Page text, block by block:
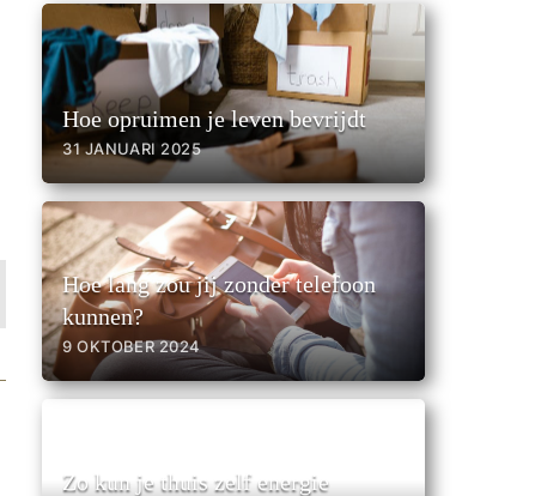
Hoe opruimen je leven bevrijdt
31 JANUARI 2025
Hoe lang zou jij zonder telefoon
kunnen?
9 OKTOBER 2024
Zo kun je thuis zelf energie